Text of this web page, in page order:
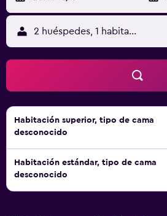
2 huéspedes, 1 habitación
Habitación superior, tipo de cama
desconocido
Habitación estándar, tipo de cama
desconocido